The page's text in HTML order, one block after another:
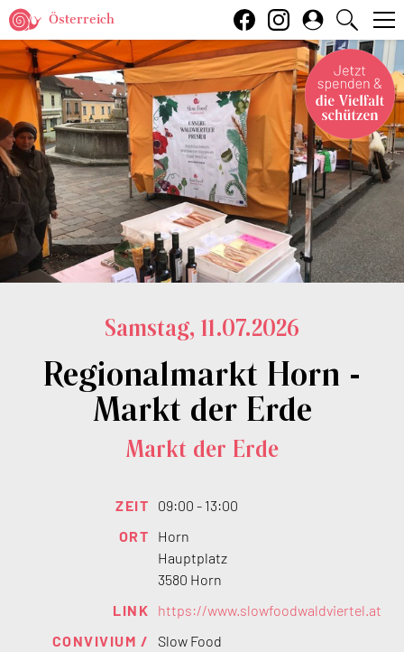
Österreich
Samstag, 11.07.2026
Regionalmarkt Horn -
Markt der Erde
Markt der Erde
ZEIT
09:00 - 13:00
ORT
Horn
Hauptplatz
3580 Horn
LINK
https://www.slowfoodwaldviertel.at
CONVIVIUM /
Slow Food